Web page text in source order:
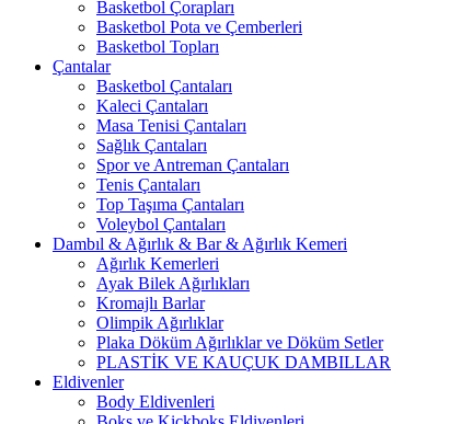
Basketbol Çorapları
Basketbol Pota ve Çemberleri
Basketbol Topları
Çantalar
Basketbol Çantaları
Kaleci Çantaları
Masa Tenisi Çantaları
Sağlık Çantaları
Spor ve Antreman Çantaları
Tenis Çantaları
Top Taşıma Çantaları
Voleybol Çantaları
Dambıl & Ağırlık & Bar & Ağırlık Kemeri
Ağırlık Kemerleri
Ayak Bilek Ağırlıkları
Kromajlı Barlar
Olimpik Ağırlıklar
Plaka Döküm Ağırlıklar ve Döküm Setler
PLASTİK VE KAUÇUK DAMBILLAR
Eldivenler
Body Eldivenleri